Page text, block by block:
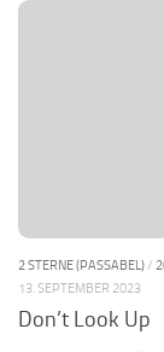
2 STERNE (PASSABEL) /
13. SEPTEMBER 2023
Don’t Look Up